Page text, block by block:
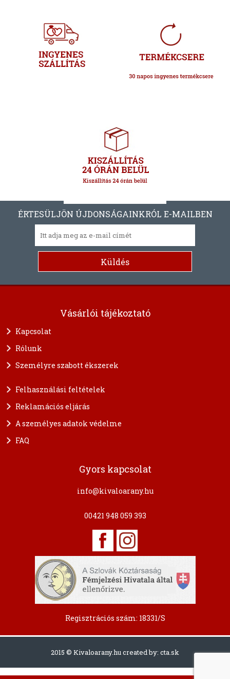
ÉRTESÜLJÖN ÚJDONSÁGAINKRÓL E-MAILBEN
Vásárlói tájékoztató
Kapcsolat
Rólunk
Személyre szabott ékszerek
Felhasználási feltételek
Reklamációs eljárás
A személyes adatok védelme
FAQ
Gyors kapcsolat
info@kivaloarany.hu
00421 948 059 393
Regisztrációs szám: 18331/S
2015 © Kivaloarany.hu created by: cta.sk